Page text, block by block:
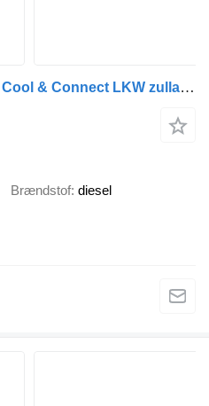
Ford C-MAX 1.5 TDCi Aut. Cool & Connect LKW zullasung
Brændstof diesel